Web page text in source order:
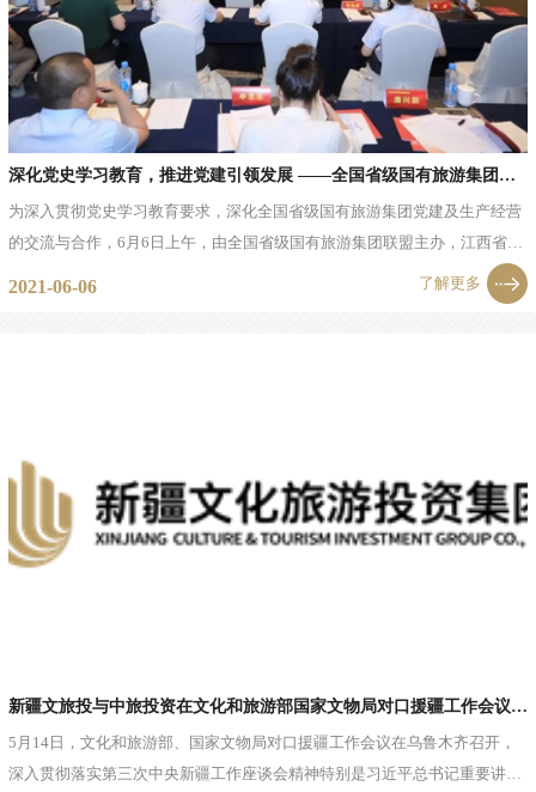
深化党史学习教育，推进党建引领发展 ——全国省级国有旅游集团党建联盟正式成立
为深入贯彻党史学习教育要求，深化全国省级国有旅游集团党建及生产经营
的交流与合作，6月6日上午，由全国省级国有旅游集团联盟主办，江西省旅
游集团承办的首届全国省级国有旅游集团党建联盟座谈会在瑞金市召开，宣
2021-06-06 了解更多
新疆文旅投与中旅投资在文化和旅游部国家文物局对口援疆工作会议上签订战略合作协议
5月14日，文化和旅游部、国家文物局对口援疆工作会议在乌鲁木齐召开，
深入贯彻落实第三次中央新疆工作座谈会精神特别是习近平总书记重要讲话